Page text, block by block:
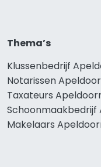
Thema’s
Klussenbedrijf
Notarissen
Taxateurs
Schoonmaakbedrijf
Makelaars